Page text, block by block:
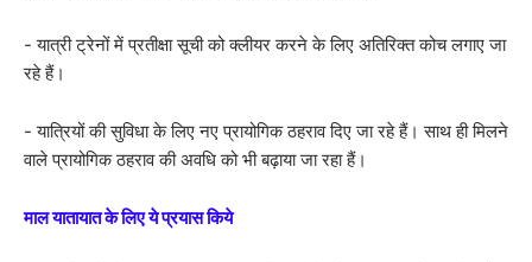
- यात्री ट्रेनों में प्रतीक्षा सूची को क्लीयर करने के लिए अतिरिक्त कोच लगाए जा
रहे हैं।
- यात्रियों की सुविधा के लिए नए प्रायोगिक ठहराव दिए जा रहे हैं। साथ ही मिलने
वाले प्रायोगिक ठहराव की अवधि को भी बढ़ाया जा रहा हैं।
माल यातायात के लिए ये प्रयास किये